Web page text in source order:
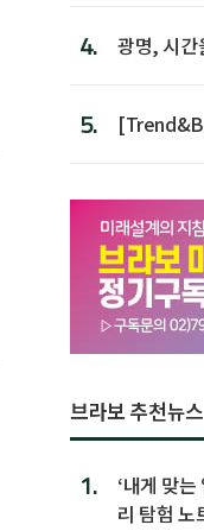
4. 광명, 시간
5.
브라보 추천뉴스
1.
‘내게 맞
리 탐험 노